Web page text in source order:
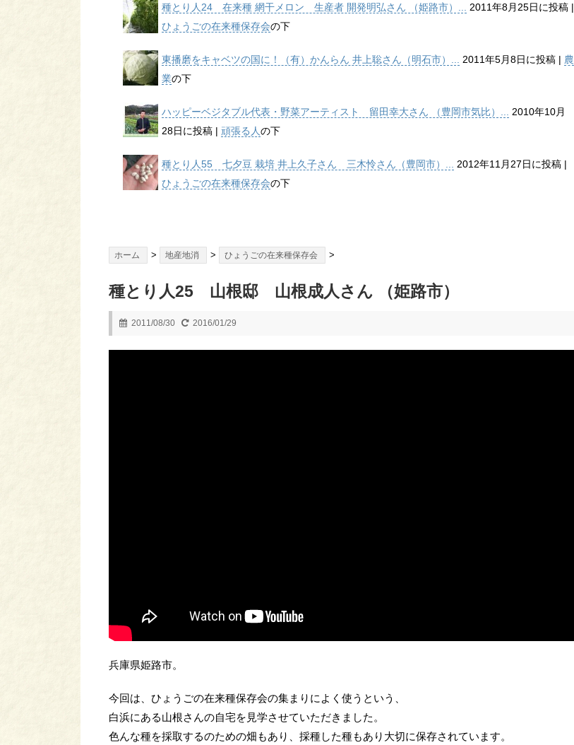
種とり人24 在来種 網干メロン 生産者 開発明弘さん （姫路市）... 2011年8月25日に投稿 |
ひょうごの在来種保存会の下
東播磨をキャベツの国に！（有）かんらん 井上聡さん（明石市）... 2011年5月8日に投稿 | 農
業の下
ハッピーベジタブル代表・野菜アーティスト 留田幸大さん （豊岡市気比）...
2010年10月
28日に投稿 | 頑張る人の下
種とり人55 七夕豆 栽培 井上久子さん 三木怜さん（豊岡市）... 2012年11月27日に投稿 |
ひょうごの在来種保存会の下
ホーム > 地産地消 > ひょうごの在来種保存会 >
種とり人25 山根邸 山根成人さん （姫路市）
2011/08/30 2016/01/29
兵庫県姫路市。
今回は、ひょうごの在来種保存会の集まりによく使うという、
白浜にある山根さんの自宅を見学させていただきました。
色んな種を採取するのための畑もあり、採種した種もあり大切に保存されています。